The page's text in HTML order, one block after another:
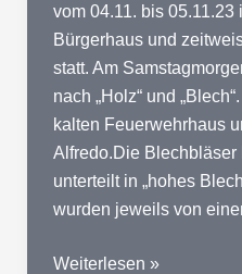
vom 04.11. bis 05.11.23
Bürgerhaus und
statt. Am
nach „Holz“ und
kalten Feuerwehrhaus
Alfredo.Die Blechbläser
unterteilt in „hohes
wurden jeweils von
2023
Weiterlesen »